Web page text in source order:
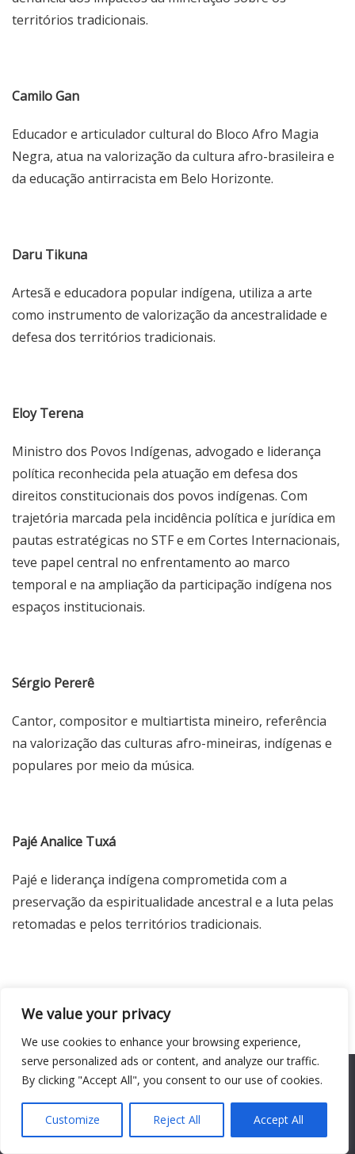
We value your privacy
We use cookies to enhance your browsing experience,
serve personalized ads or content, and analyze our traffic.
By clicking "Accept All", you consent to our use of cookies.
Customize Reject All Accept All
territórios tradicionais.
Camilo Gan
Educador e articulador cultural do Bloco Afro Magia
Negra, atua na valorização da cultura afro-brasileira e
da educação antirracista em Belo Horizonte.
Daru Tikuna
Artesã e educadora popular indígena, utiliza a arte
como instrumento de valorização da ancestralidade e
defesa dos territórios tradicionais.
Eloy Terena
Ministro dos Povos Indígenas, advogado e liderança
política reconhecida pela atuação em defesa dos
direitos constitucionais dos povos indígenas. Com
trajetória marcada pela incidência política e jurídica em
pautas estratégicas no STF e em Cortes Internacionais,
teve papel central no enfrentamento ao marco
temporal e na ampliação da participação indígena nos
espaços institucionais.
Sérgio Pererê
Cantor, compositor e multiartista mineiro, referência
na valorização das culturas afro-mineiras, indígenas e
populares por meio da música.
Pajé Analice Tuxá
Pajé e liderança indígena comprometida com a
preservação da espiritualidade ancestral e a luta pelas
retomadas e pelos territórios tradicionais.
Importante liderança religiosa e comunitária de matriz
africana, referência histórica no enfrentamento ao
racismo religioso e na defesa dos territórios
tradicionais negros.
We use cookies to ensure that we give you the best
experience on our website. If you continue to use this site we
will assume that you are happy with it.